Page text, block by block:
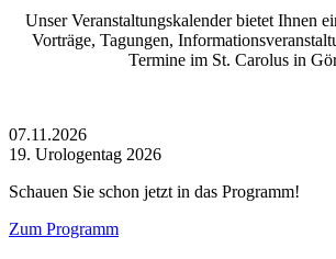
Unser Veranstaltungskalender bietet Ihnen
Vorträge, Tagungen,
Termine im St. Carolus in
07.11.2026
19. Urologentag 2026
Schauen Sie schon jetzt in das Programm!
Zum Programm